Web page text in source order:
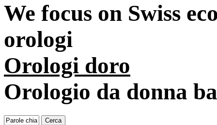
We focus on Swiss
orologi
Orologi doro
Orologio da donna